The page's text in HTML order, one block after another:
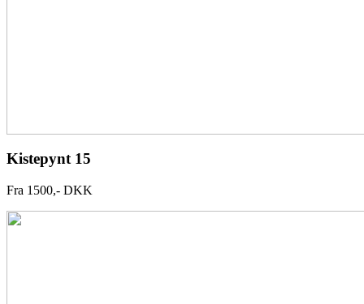
Kistepynt 15
Fra 1500,- DKK